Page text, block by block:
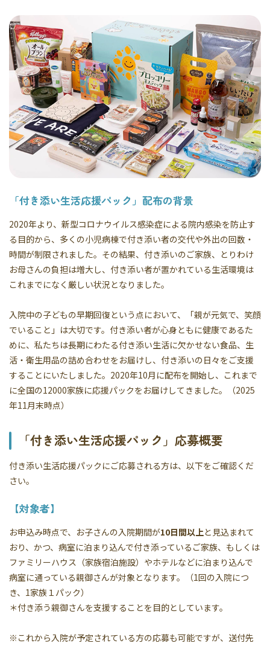
「付き添い生活応援パック」配布の背景
2020年より、新型コロナウイルス感染症による院内感染を防止す
る目的から、多くの小児病棟で付き添い者の交代や外出の回数・
時間が制限されました。その結果、付き添いのご家族、とりわけ
お母さんの負担は増大し、付き添い者が置かれている生活環境は
これまでになく厳しい状況となりました。
入院中の子どもの早期回復という点において、「親が元気で、笑顔
でいること」は大切です。付き添い者が心身ともに健康であるた
めに、私たちは長期にわたる付き添い生活に欠かせない食品、生
活・衛生用品の詰め合わせをお届けし、付き添いの日々をご支援
することにいたしました。2020年10月に配布を開始し、これまで
に全国の12000家族に応援パックをお届けしてきました。（2025
年11月末時点）
「付き添い生活応援パック」応募概要
付き添い生活応援パックにご応募される方は、以下をご確認くだ
さい。
【対象者】
お申込み時点で、お子さんの入院期間が10日間以上と見込まれて
おり、かつ、病室に泊まり込んで付き添っているご家族、もしくは
ファミリーハウス（家族宿泊施設）やホテルなどに泊まり込んで
病室に通っている親御さんが対象となります。（1回の入院につ
き、1家族１パック）
＊付き添う親御さんを支援することを目的としています。
※これから入院が予定されている方の応募も可能ですが、送付先